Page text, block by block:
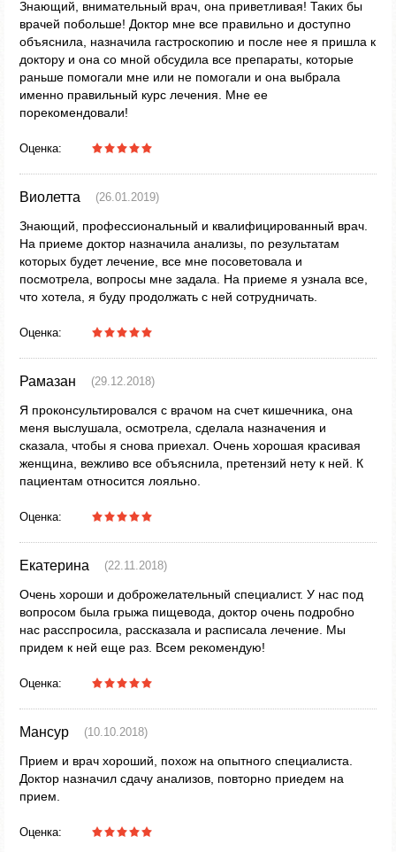
Знающий, внимательный врач, она приветливая! Таких бы
врачей побольше! Доктор мне все правильно и доступно
объяснила, назначила гастроскопию и после нее я пришла к
доктору и она со мной обсудила все препараты, которые
раньше помогали мне или не помогали и она выбрала
именно правильный курс лечения. Мне ее
порекомендовали!
Оценка:
Виолетта (26.01.2019)
Знающий, профессиональный и квалифицированный врач.
На приеме доктор назначила анализы, по результатам
которых будет лечение, все мне посоветовала и
посмотрела, вопросы мне задала. На приеме я узнала все,
что хотела, я буду продолжать с ней сотрудничать.
Оценка:
Рамазан (29.12.2018)
Я проконсультировался с врачом на счет кишечника, она
меня выслушала, осмотрела, сделала назначения и
сказала, чтобы я снова приехал. Очень хорошая красивая
женщина, вежливо все объяснила, претензий нету к ней. К
пациентам относится лояльно.
Оценка:
Екатерина (22.11.2018)
Очень хороши и доброжелательный специалист. У нас под
вопросом была грыжа пищевода, доктор очень подробно
нас расспросила, рассказала и расписала лечение. Мы
придем к ней еще раз. Всем рекомендую!
Оценка:
Мансур (10.10.2018)
Прием и врач хороший, похож на опытного специалиста.
Доктор назначил сдачу анализов, повторно приедем на
прием.
Оценка: